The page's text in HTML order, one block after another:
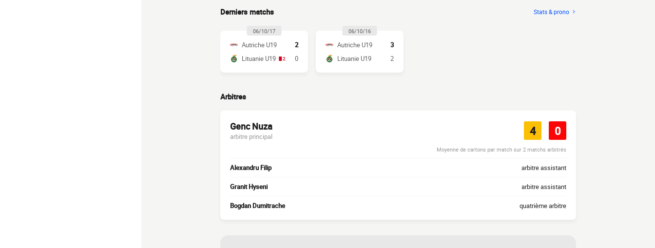
Derniers matchs Stats & prono
06/10/17
Autriche U19
2
Lituanie U19
2 0
06/10/16
Autriche U19
3
Lituanie U19
2
Arbitres
Genc Nuza
arbitre principal 4 0
Moyenne de cartons par match sur 2 matchs arbitrés
Alexandru Filip arbitre assistant
Granit Hyseni arbitre assistant
Bogdan Dumitrache quatrième arbitre